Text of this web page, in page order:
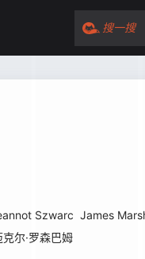
搜一搜
Szwarc James
克尔·罗森巴姆